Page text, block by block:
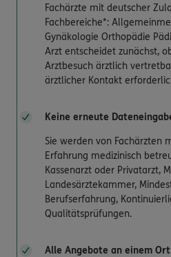
Fachärzte mit deutscher
Fachbereiche*:
Gynäkologie Orthopädie
Arzt entscheidet zunächst,
Arztbesuch ärztlich
ärztlicher Kontakt
Keine erneute
Sie werden von Fachärzten
Erfahrung medizinisch
Kassenarzt oder Privatarzt,
Landesärztekammer,
Berufserfahrung,
Qualitätsprüfungen.
Alle Angebote an einem Ort